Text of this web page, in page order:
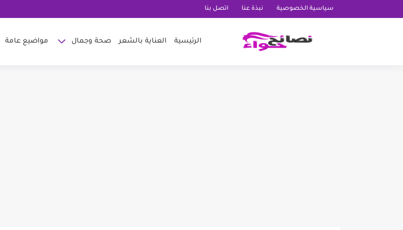
سياسية الخصوصية نبذة عنا اتصل بنا
الرئيسية العناية بالشعر صحة وجمال مواضيع عامة